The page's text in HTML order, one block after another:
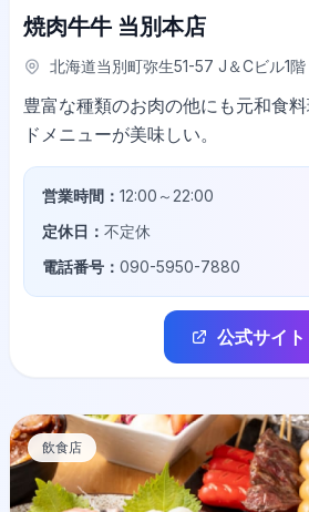
焼肉牛牛 当別本店
北海道当別町弥生51-57 J＆Cビル1階
豊富な種類のお肉の他にも元和食
ドメニューが美味しい。
営業時間： 12:00～22:00
定休日： 不定休
電話番号： 090-5950-7880
公式サイト
飲食店